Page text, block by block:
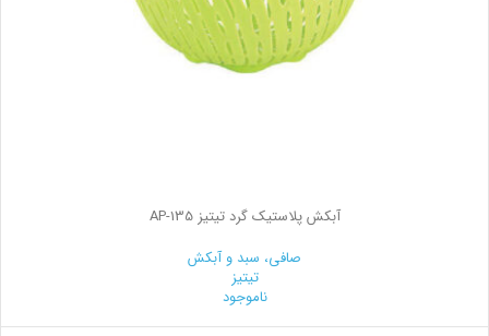
آبکش پلاستیک گرد تیتیز AP-135
صافی، سبد و آبکش
تیتیز
ناموجود